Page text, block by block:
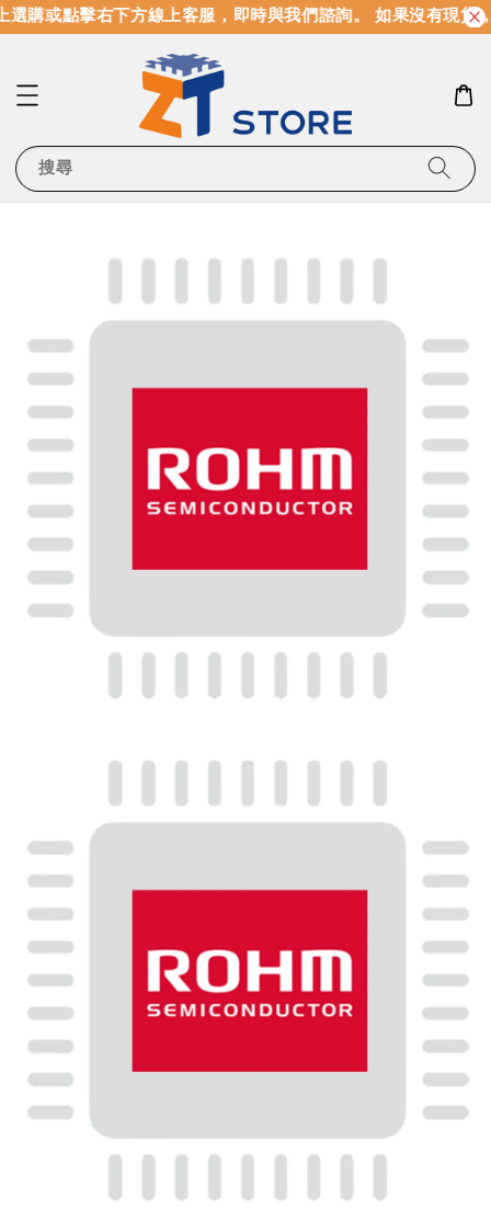
購或點擊右下方線上客服，即時與我們諮詢。 如果沒有現貨
搜尋